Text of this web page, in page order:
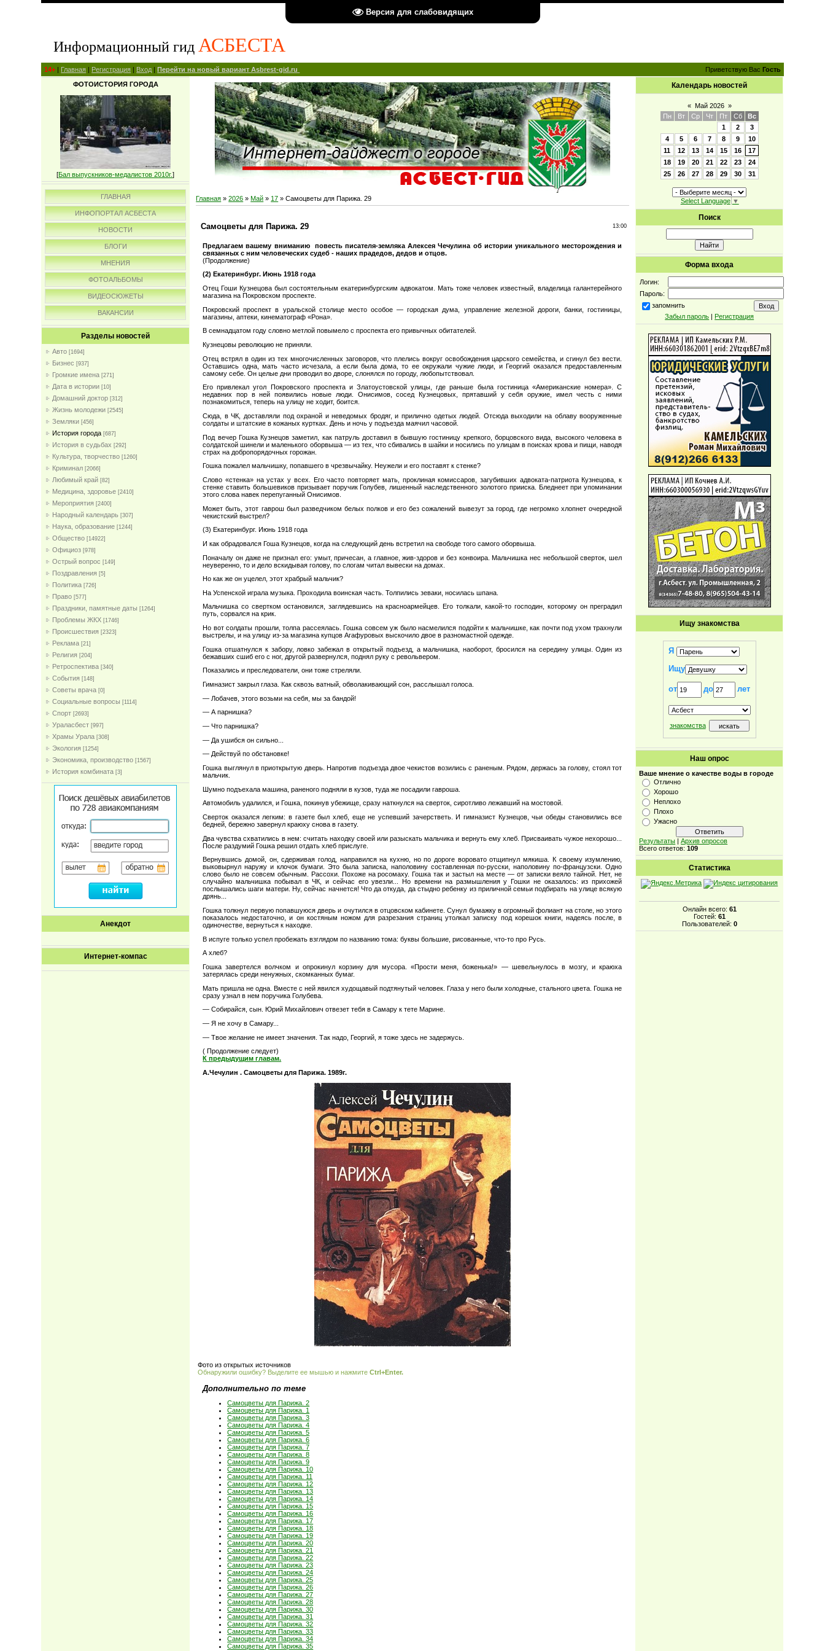
Версия для слабовидящих
Информационный гид АСБЕСТА
14+ | Главная | Регистрация | Вход |Перейти на новый вариант Asbrest-gid.ru Приветствую Вас Гость
ФОТОИСТОРИЯ ГОРОДА
[Бал выпускников-медалистов 2010г.]
ГЛАВНАЯ
ИНФОПОРТАЛ АСБЕСТА
НОВОСТИ
БЛОГИ
МНЕНИЯ
ФОТОАЛЬБОМЫ
ВИДЕОСЮЖЕТЫ
ВАКАНСИИ
Разделы новостей
Авто [1694]
Бизнес [937]
Громкие имена [271]
Дата в истории [10]
Домашний доктор [312]
Жизнь молодежи [2545]
Земляки [456]
История города [687]
История в судьбах [292]
Культура, творчество [1260]
Криминал [2066]
Любимый край [82]
Медицина, здоровье [2410]
Мероприятия [2400]
Народный календарь [307]
Наука, образование [1244]
Общество [14922]
Официоз [978]
Острый вопрос [149]
Поздравления [5]
Политика [726]
Право [577]
Праздники, памятные даты [1264]
Проблемы ЖКХ [1746]
Проиcшествия [2323]
Реклама [21]
Религия [204]
Ретроспектива [340]
События [148]
Советы врача [0]
Социальные вопросы [1114]
Спорт [2693]
Ураласбест [997]
Храмы Урала [308]
Экология [1254]
Экономика, производство [1567]
История комбината [3]
Анекдот
Интернет-компас
Главная »2026 » Май » 17 » Самоцветы для Парижа. 29
Самоцветы для Парижа. 29 13:00
Предлагаем вашему вниманию повесть писателя-земляка Алексея Чечулина об истории уникального месторождения и
связанных с ним человеческих судеб - наших прадедов, дедов и отцов.
(Продолжение)
(2) Екатеринбург. Июнь 1918 года
Отец Гоши Кузнецова был состоятельным екатеринбургским адвокатом. Мать тоже человек известный, владелица галантерейного
магазина на Покровском проспекте.
Покровский проспект в уральской столице место особое — городская дума, управление железной дороги, банки, гостиницы,
магазины, аптеки, кинематограф «Рона».
В семнадцатом году словно метлой повымело с проспекта его привычных обитателей.
Кузнецовы революцию не приняли.
Отец встрял в один из тех многочисленных заговоров, что плелись вокруг освобождения царского семейства, и сгинул без вести.
Оставшись одна, мать часто исчезала, а если была дома, то ее окружали чужие люди, и Георгий оказался предоставленным
самому себе. Он целые дни проводил во дворе, слонялся по городу, любопытствовал.
Его привлекал угол Покровского проспекта и Златоустовской улицы, где раньше была гостиница «Американские номера». С
недавних пор в ней появились новые люди. Онисимов, сосед Кузнецовых, прятавший у себя оружие, имел честь с ними
познакомиться, теперь на улицу не ходит, боится.
Сюда, в ЧК, доставляли под охраной и неведомых бродяг, и прилично одетых людей. Отсюда выходили на облаву вооруженные
солдаты и штатские в кожаных куртках. День и ночь у подъезда маячил часовой.
Под вечер Гошка Кузнецов заметил, как патруль доставил в бывшую гостиницу крепкого, борцовского вида, высокого человека в
солдатской шинели и маленького оборвыша — из тех, что сбивались в шайки и носились по улицам в поисках крова и пищи, наводя
страх на добропорядочных горожан.
Гошка пожалел мальчишку, попавшего в чрезвычайку. Неужели и его поставят к стенке?
Слово «стенка» на устах у всех. Его часто повторяет мать, проклиная комиссаров, загубивших адвоката-патриота Кузнецова, к
стенке ставить большевиков призывает поручик Голубев, лишенный наследственного золотого прииска. Бледнеет при упоминании
этого слова навек перепуганный Онисимов.
Может быть, этот гаврош был разведчиком белых полков и его без сожалений вывезут за город, где негромко хлопнет очередной
чекистский выстрел?
(3) Екатеринбург. Июнь 1918 года
И как обрадовался Гоша Кузнецов, когда на следующий день встретил на свободе того самого оборвыша.
Поначалу он даже не признал его: умыт, причесан, а главное, жив-здоров и без конвоира. Мальчишка нес небольшой сверток, шел
неуверенно, то и дело вскидывая голову, по слогам читал вывески на домах.
Но как же он уцелел, этот храбрый мальчик?
На Успенской играла музыка. Проходила воинская часть. Толпились зеваки, носилась шпана.
Мальчишка со свертком остановился, заглядевшись на красноармейцев. Его толкали, какой-то господин, которому он преградил
путь, сорвался на крик.
Но вот солдаты прошли, толпа рассеялась. Гошка совсем уж было насмелился подойти к мальчишке, как почти под ухом трахнули
выстрелы, и на улицу из-за магазина купцов Агафуровых выскочило двое в разномастной одежде.
Гошка отшатнулся к забору, ловко забежал в открытый подъезд, а мальчишка, наоборот, бросился на середину улицы. Один из
бежавших сшиб его с ног, другой развернулся, поднял руку с револьвером.
Показались и преследователи, они тоже стреляли.
Гимназист закрыл глаза. Как сквозь ватный, обволакивающий сон, расслышал голоса.
— Лобачев, этого возьми на себя, мы за бандой!
— А парнишка?
— Что парнишка?
— Да ушибся он сильно...
— Действуй по обстановке!
Гошка выглянул в приоткрытую дверь. Напротив подъезда двое чекистов возились с раненым. Рядом, держась за голову, стоял тот
мальчик.
Шумно подъехала машина, раненого подняли в кузов, туда же посадили гавроша.
Автомобиль удалился, и Гошка, покинув убежище, сразу наткнулся на сверток, сиротливо лежавший на мостовой.
Сверток оказался легким: в газете был хлеб, еще не успевший зачерстветь. И гимназист Кузнецов, чьи обеды становились все
бедней, бережно завернул краюху снова в газету.
Два чувства схватились в нем: считать находку своей или разыскать мальчика и вернуть ему хлеб. Присваивать чужое нехорошо...
После раздумий Гошка решил отдать хлеб прислуге.
Вернувшись домой, он, сдерживая голод, направился на кухню, но по дороге воровато отщипнул мякиша. К своему изумлению,
выковырнул наружу и клочок бумаги. Это была записка, наполовину составленная по-русски, наполовину по-французски. Одно
слово было не совсем обычным. Рассохи. Похоже на росомаху. Гошка так и застыл на месте — от записки веяло тайной. Нет, не
случайно мальчишка побывал в ЧК, и сейчас его увезли... Но времени на размышления у Гошки не оказалось: из прихожей
послышались шаги матери. Ну, сейчас начнется! Что да откуда, да стыдно ребенку из приличной семьи подбирать на улице всякую
дрянь...
Гошка толкнул первую попавшуюся дверь и очутился в отцовском кабинете. Сунул бумажку в огромный фолиант на столе, но этого
показалось недостаточно, и он костяным ножом для разрезания страниц утолкал записку под корешок книги, надеясь после, в
одиночестве, вернуться к находке.
В испуге только успел пробежать взглядом по названию тома: буквы большие, рисованные, что-то про Русь.
А хлеб?
Гошка завертелся волчком и опрокинул корзину для мусора. «Прости меня, боженька!» — шевельнулось в мозгу, и краюха
затерялась среди ненужных, скомканных бумаг.
Мать пришла не одна. Вместе с ней явился худощавый подтянутый человек. Глаза у него были холодные, стального цвета. Гошка не
сразу узнал в нем поручика Голубева.
— Собирайся, сын. Юрий Михайлович отвезет тебя в Самару к тете Марине.
— Я не хочу в Самару...
— Твое желание не имеет значения. Так надо, Георгий, я тоже здесь не задержусь.
( Продолжение следует)
К предыдущим главам.
А.Чечулин . Самоцветы для Парижа. 1989г.
Фото из открытых источников
Обнаружили ошибку? Выделите ее мышью и нажмитеCtrl+Enter.
Дополнительно по теме
Самоцветы для Парижа. 2
Самоцветы для Парижа. 1
Самоцветы для Парижа. 3
Самоцветы для Парижа. 4
Самоцветы для Парижа. 5
Самоцветы для Парижа. 6
Самоцветы для Парижа. 7
Самоцветы для Парижа. 8
Самоцветы для Парижа. 9
Самоцветы для Парижа. 10
Самоцветы для Парижа. 11
Самоцветы для Парижа. 12
Самоцветы для Парижа. 13
Самоцветы для Парижа. 14
Самоцветы для Парижа. 15
Самоцветы для Парижа. 16
Самоцветы для Парижа. 17
Самоцветы для Парижа. 18
Самоцветы для Парижа. 19
Самоцветы для Парижа. 20
Самоцветы для Парижа. 21
Самоцветы для Парижа. 22
Самоцветы для Парижа. 23
Самоцветы для Парижа. 24
Самоцветы для Парижа. 25
Самоцветы для Парижа. 26
Самоцветы для Парижа. 27
Самоцветы для Парижа. 28
Самоцветы для Парижа. 30
Самоцветы для Парижа. 31
Самоцветы для Парижа. 32
Самоцветы для Парижа. 33
Самоцветы для Парижа. 34
Самоцветы для Парижа. 35
Календарь новостей
« Май 2026 »
Пн
Вт Ср Чт Пт Сб
Вс
1
2
3
4
5 6 7 8 9
10
11
12 13 14 15 16
17
18
19 20 21 22 23
24
25
26 27 28 29 30 31
Select Language ▼
Поиск
Форма входа
Логин:
Пароль:
запомнить
Забыл пароль | Регистрация
Ищу знакомства
Я
Ищу
от до лет
знакомства
Наш опрос
Ваше мнение о качестве воды в городе
Отлично
Хорошо
Неплохо
Плохо
Ужасно
Результаты |Архив опросов
Всего ответов:109
Статистика
Онлайн всего: 61
Гостей: 61
Пользователей: 0